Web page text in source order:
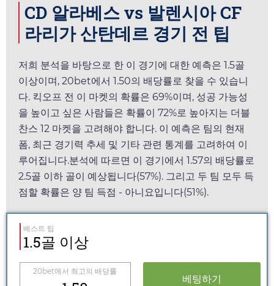
CD 알라베스 vs 발렌시아 CF
라리가 산탄데르 경기 전 팁
저희 분석을 바탕으로 한 이 경기에 대한 예측은 1.5골
이상이며, 20bet에서 1.50의 배당률로 찾을 수 있습니
다. 킥오프 전 이 마켓의 확률은 69%이며, 성공 가능성
을 높이고 싶은 사람들은 확률이 72%로 높아지는 더블
찬스 12 마켓을 고려해야 합니다. 이 예측은 팀의 현재
폼, 최근 경기력 추세 및 기타 관련 통계를 고려하여 이
루어집니다.분석에 따르면 이 경기에서 1.57의 배당률로
2.5골 이하 골이 예상됩니다(57%). 그리고 두 팀 모두 득
점할 확률은 양 팀 득점 - 아니요입니다(51%).
베스트 팁
1.5골 이상
20bet에서 최고의 배당률
베팅하기